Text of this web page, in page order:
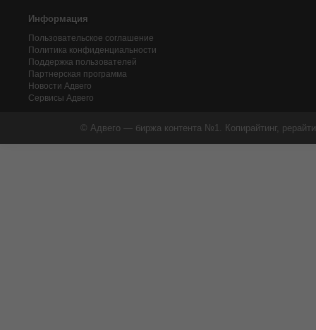
Информация
Пользовательское соглашение
Политика конфиденциальности
Поддержка пользователей
Партнерская программа
Новости Адвего
Сервисы Адвего
© Адвего — биржа контента №1. Копирайтинг,